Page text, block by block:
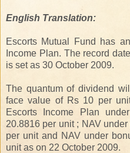
English Translation:
Escorts Mutual Fund has
Income Plan. The record
is set as 30 October 2009.
The quantum of dividend
face value of Rs 10 per
Escorts Income Plan
20.8816 per unit ; NAV
per unit and NAV under
unit as on 22 October 2009.